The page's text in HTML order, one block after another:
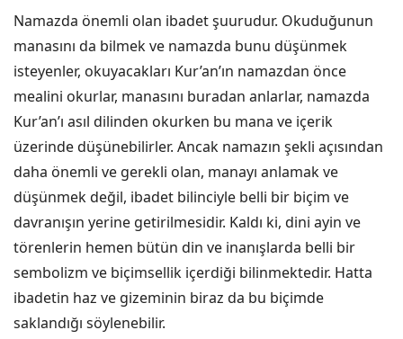
Namazda önemli olan ibadet şuurudur. Okuduğunun
manasını da bilmek ve namazda bunu düşünmek
isteyenler, okuyacakları Kur’an’ın namazdan önce
mealini okurlar, manasını buradan anlarlar, namazda
Kur’an’ı asıl dilinden okurken bu mana ve içerik
üzerinde düşünebilirler. Ancak namazın şekli açısından
daha önemli ve gerekli olan, manayı anlamak ve
düşünmek değil, ibadet bilinciyle belli bir biçim ve
davranışın yerine getirilmesidir. Kaldı ki, dini ayin ve
törenlerin hemen bütün din ve inanışlarda belli bir
sembolizm ve biçimsellik içerdiği bilinmektedir. Hatta
ibadetin haz ve gizeminin biraz da bu biçimde
saklandığı söylenebilir.